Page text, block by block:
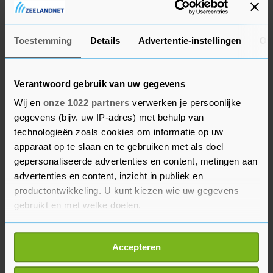
Toestemming Details Advertentie-instellingen
Verantwoord gebruik van uw gegevens
Wij en onze 1022 partners verwerken je persoonlijke
gegevens (bijv. uw IP-adres) met behulp van
technologieën zoals cookies om informatie op uw
apparaat op te slaan en te gebruiken met als doel
gepersonaliseerde advertenties en content, metingen aan
advertenties en content, inzicht in publiek en
productontwikkeling. U kunt kiezen wie uw gegevens
gebruikt en met welke doelen.
Als u het toestaat, willen we ook graag:
Informatie verzamelen over uw geografische
locatie, die tot een paar meter nauwkeurig kan zijn
Accepteren
Webshop bol viel op met een 11 procent hogere
omzet in het laatste kwartaal van 2024. In heel
procent tot 3,1 miljard euro. "Ondanks het nog
steeds uitdagende e-commerce landschap heeft
bol in aanloop naar de feestdagen goede
resultaten laten zien, de omzetgroei versnelde en
het platform bereikte het grootste aantal app-
gebruikers ooit", laat een woordvoerster weten.
De webwinkel maakte vorig jaar ruim een vijfde
meer winst.
Bestuursvoorzitter Muller verwacht dat de
winstmarge van Ahold Delhaize dit jaar rond de